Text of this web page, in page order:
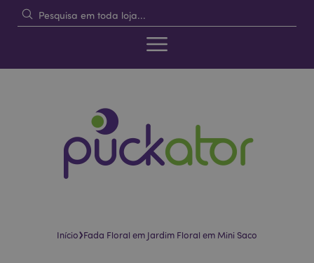
Início›Fada Floral em Jardim Floral em Mini Saco